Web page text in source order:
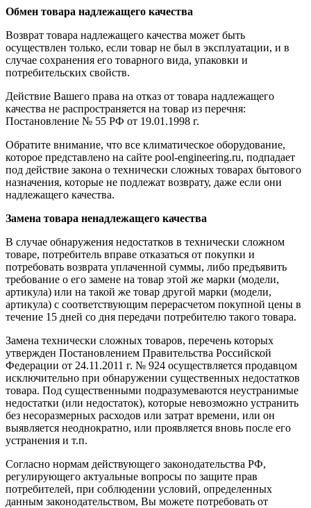
Обмен товара надлежащего качества
Возврат товара надлежащего качества может быть
осуществлен только, если товар не был в эксплуатации, и в
случае сохранения его товарного вида, упаковки и
потребительских свойств.
Действие Вашего права на отказ от товара надлежащего
качества не распространяется на товар из перечня:
Постановление № 55 РФ от 19.01.1998 г.
Обратите внимание, что все климатическое оборудование,
которое представлено на сайте pool-engineering.ru, подпадает
под действие закона о технически сложных товарах бытового
назначения, которые не подлежат возврату, даже если они
надлежащего качества.
Замена товара ненадлежащего качества
В случае обнаружения недостатков в технически сложном
товаре, потребитель вправе отказаться от покупки и
потребовать возврата уплаченной суммы, либо предъявить
требование о его замене на товар этой же марки (модели,
артикула) или на такой же товар другой марки (модели,
артикула) с соответствующим перерасчетом покупной цены в
течение 15 дней со дня передачи потребителю такого товара.
Замена технически сложных товаров, перечень которых
утвержден Постановлением Правительства Российской
Федерации от 24.11.2011 г. № 924 осуществляется продавцом
исключительно при обнаружении существенных недостатков
товара. Под существенными подразумеваются неустранимые
недостатки (или недостаток), которые невозможно устранить
без несоразмерных расходов или затрат времени, или он
выявляется неоднократно, или проявляется вновь после его
устранения и т.п.
Согласно нормам действующего законодательства РФ,
регулирующего актуальные вопросы по защите прав
потребителей, при соблюдении условий, определенных
данным законодательством, Вы можете потребовать от